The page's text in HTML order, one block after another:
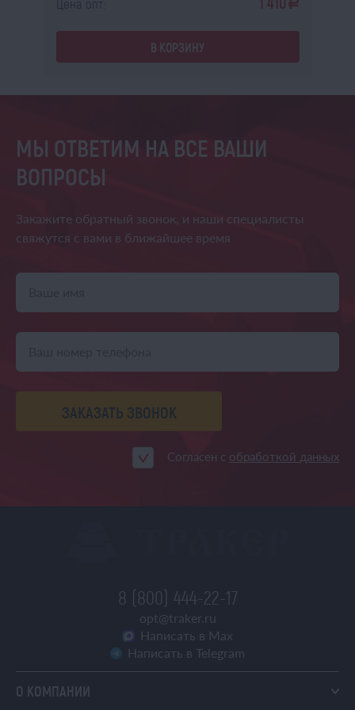
a
В КОРЗИНУ
МЫ ОТВЕТИМ НА ВСЕ ВАШИ
ВОПРОСЫ
Закажите обратный звонок, и наши специалисты
свяжутся с вами в ближайшее время
ЗАКАЗАТЬ ЗВОНОК
Согласен с обработкой данных
8 (800) 444-22-17
opt@traker.ru
Написать в Max
Написать в Telegram
О КОМПАНИИ